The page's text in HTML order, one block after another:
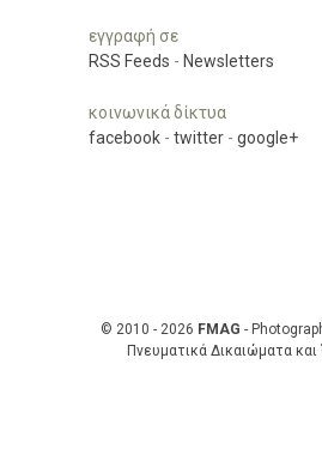
εγγραφή σε
RSS Feeds - Newsletters
κοινωνικά δίκτυα
facebook - twitter - google+
© 2010 - 2026 FMAG -
Πνευματικά Δικαιώματα